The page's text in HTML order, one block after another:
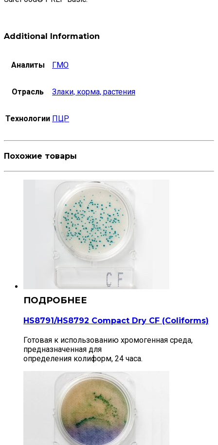
Additional Information
Аналиты ГМО
Отрасль Злаки, корма, растения
Технологии ПЦР
Похожие товары
HS8791/HS8792 Compact Dry CF (Сoliforms)
Готовая к использованию хромогенная среда,
предназначенная для
определения колиформ, 24 часа.